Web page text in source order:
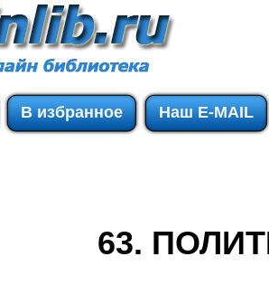
В избранное Наш E-MAIL
63.